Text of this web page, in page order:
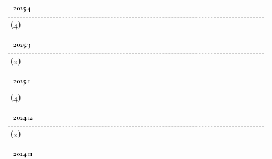
2025.4
(4)
2025.3
(2)
2025.1
(4)
2024.12
(2)
2024.11